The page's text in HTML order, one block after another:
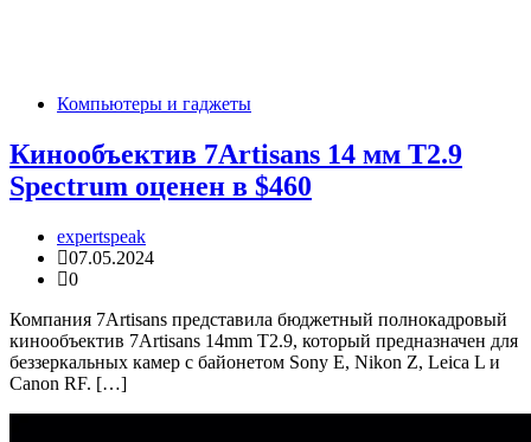
Компьютеры и гаджеты
Кинообъектив 7Artisans 14 мм T2.9
Spectrum оценен в $460
expertspeak
07.05.2024
0
Компания 7Artisans представила бюджетный полнокадровый
кинообъектив 7Artisans 14mm T2.9, который предназначен для
беззеркальных камер с байонетом Sony E, Nikon Z, Leica L и
Canon RF. […]